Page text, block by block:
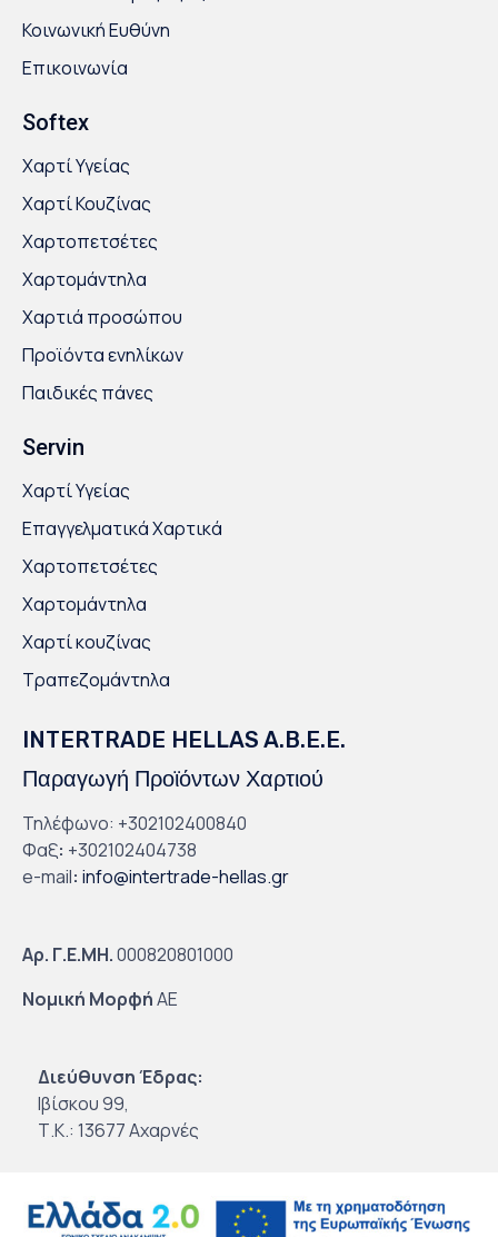
Κοινωνική Ευθύνη
Επικοινωνία
Softex
Χαρτί Υγείας
Χαρτί Κουζίνας
Χαρτοπετσέτες
Χαρτομάντηλα
Χαρτιά προσώπου
Προϊόντα ενηλίκων
Παιδικές πάνες
Servin
Χαρτί Υγείας
Επαγγελματικά Χαρτικά
Χαρτοπετσέτες
Χαρτομάντηλα
Χαρτί κουζίνας
Τραπεζομάντηλα
INTERTRADE HELLAS A.B.E.E.
Παραγωγή Προϊόντων Χαρτιού
Τηλέφωνο: +302102400840
Φαξ: +302102404738
e-mail: info@intertrade-hellas.gr
Αρ. Γ.Ε.ΜΗ.000820801000
Νομική ΜορφήΑΕ
Διεύθυνση Έδρας:
Ιβίσκου 99,
Τ.Κ.: 13677 Αχαρνές